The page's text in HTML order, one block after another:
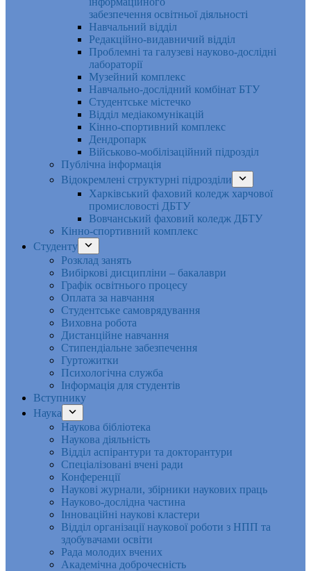
забезпечення освітньої діяльності
Навчальний відділ
Редакційно-видавничий відділ
Проблемні та галузеві науково-дослідні
лабораторії
Музейний комплекс
Навчально-дослідний комбінат БТУ
Студентське містечко
Відділ медіакомунікацій
Кінно-спортивний комплекс
Дендропарк
Військово-мобілізаційний підрозділ
Публічна інформація
Відокремлені структурні підрозділи
Харківський фаховий коледж харчової
промисловості ДБТУ
Вовчанський фаховий коледж ДБТУ
Кінно-спортивний комплекс
Студенту
Розклад занять
Вибіркові дисципліни – бакалаври
Графік освітнього процесу
Оплата за навчання
Студентське самоврядування
Виховна робота
Дистанційне навчання
Стипендіальне забезпечення
Гуртожитки
Психологічна служба
Інформація для студентів
Вступнику
Наука
Наукова бібліотека
Наукова діяльність
Відділ аспірантури та докторантури
Спеціалізовані вчені ради
Конференції
Наукові журнали, збірники наукових праць
Науково-дослідна частина
Інноваційні наукові кластери
Відділ організації наукової роботи з НПП та
здобувачами освіти
Рада молодих вчених
Академічна доброчесність